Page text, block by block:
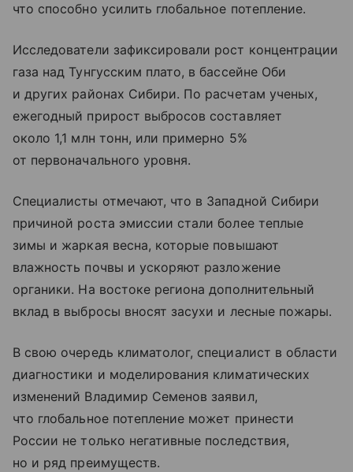
что способно усилить глобальное потепление.
Исследователи зафиксировали рост концентрации
газа над Тунгусским плато, в бассейне Оби
и других районах Сибири. По расчетам ученых,
ежегодный прирост выбросов составляет
около 1,1 млн тонн, или примерно 5%
от первоначального уровня.
Специалисты отмечают, что в Западной Сибири
причиной роста эмиссии стали более теплые
зимы и жаркая весна, которые повышают
влажность почвы и ускоряют разложение
органики. На востоке региона дополнительный
вклад в выбросы вносят засухи и лесные пожары.
В свою очередь климатолог, специалист в области
диагностики и моделирования климатических
изменений Владимир Семенов заявил,
что глобальное потепление может принести
России не только негативные последствия,
но и ряд преимуществ.